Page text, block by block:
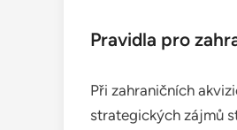
Pravidla pro
Při zahraničních
strategických zájmů